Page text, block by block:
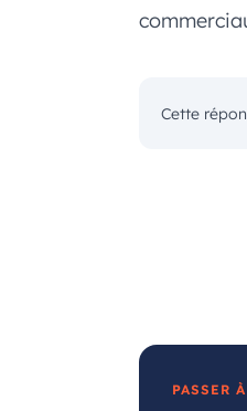
Cette
PASSER